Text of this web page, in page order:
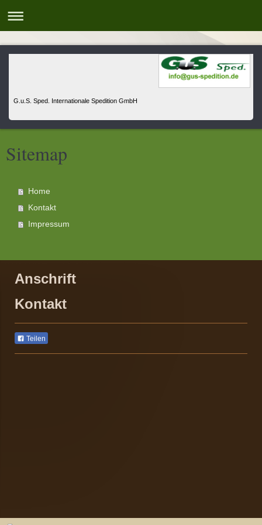
G.u.S. Sped. Internationale Spedition GmbH
Sitemap
Home
Kontakt
Impressum
Anschrift
Kontakt
Teilen